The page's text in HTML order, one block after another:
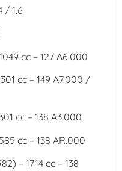
/ 1.6
cc – 127 A6.000
cc – 149 A7.000 /
cc – 138 A3.000
cc – 138 AR.000
– 1714 cc – 138